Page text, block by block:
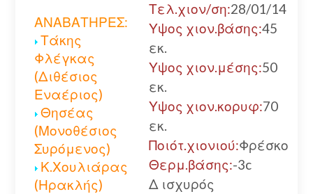
ΑΝΑΒΑΤΗΡΕΣ:
Τάκης
Φλέγκας
(Διθέσιος
Εναέριος)
Θησέας
(Μονοθέσιος
Συρόμενος)
Κ.Χουλιάρας
(Ηρακλής)
Τελ.χιον/ση:28/01/14
Υψος χιον.βάσης:45
εκ.
Υψος χιον.μέσης:50
εκ.
Υψος χιον.κορυφ:70
εκ.
Ποιότ.χιονιού:Φρέσκο
Θερμ.βάσης:-3c
Δ ισχυρός